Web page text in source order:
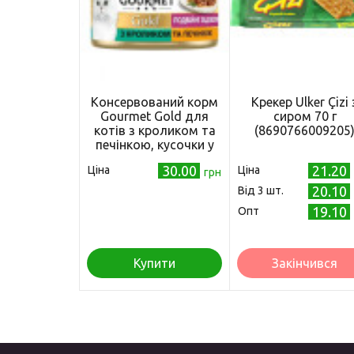
Консервований корм
Gourmet Gold для
котів з кроликом та
печінкою, кусочки у
(7613031381081)
Ціна 30.00 грн
Купити
Крекер Ulker Çizi
сиром 70 г
(8690766009205)
Ціна 21.20
Від 3 шт.
20.10
Опт
19.10
Закінчився